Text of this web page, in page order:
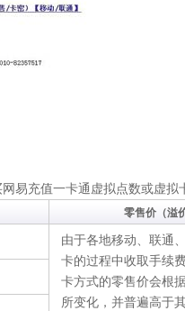
充值一卡通虚拟点数或虚拟
零售价（溢
由于各地移动、联通
卡的过程中收取手续
卡方式的零售价会根
所变化，并普遍高于